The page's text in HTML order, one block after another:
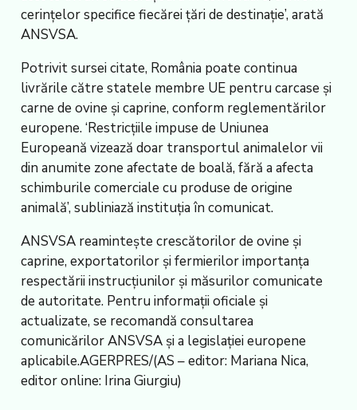
cerințelor specifice fiecărei țări de destinație’, arată
ANSVSA.
Potrivit sursei citate, România poate continua
livrările către statele membre UE pentru carcase și
carne de ovine și caprine, conform reglementărilor
europene. ‘Restricțiile impuse de Uniunea
Europeană vizează doar transportul animalelor vii
din anumite zone afectate de boală, fără a afecta
schimburile comerciale cu produse de origine
animală’, subliniază instituția în comunicat.
ANSVSA reamintește crescătorilor de ovine și
caprine, exportatorilor și fermierilor importanța
respectării instrucțiunilor și măsurilor comunicate
de autoritate. Pentru informații oficiale și
actualizate, se recomandă consultarea
comunicărilor ANSVSA și a legislației europene
aplicabile.AGERPRES/(AS – editor: Mariana Nica,
editor online: Irina Giurgiu)